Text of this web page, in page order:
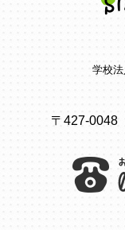
学校
〒427-0048